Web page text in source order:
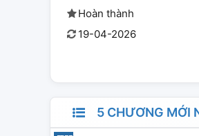
Hoàn thành
19-04-2026
5 CHƯƠNG MỚI